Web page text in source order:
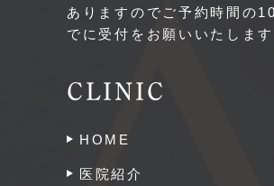
ありますのでご予約時間の
でに受付をお願いいたします
CLINIC
HOME
医院紹介